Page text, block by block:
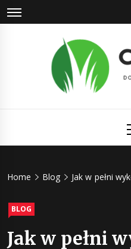
Skip
to
Home Blog Jak w pełni
BLOG
Jak w pełni